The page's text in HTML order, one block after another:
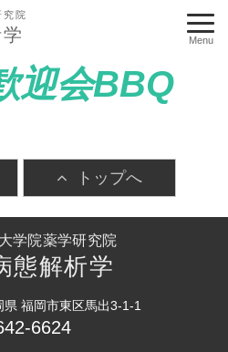
究院
Menu
迎会BBQ
トップへ
学院薬学研究院
態解析学
福岡市東区馬出3-1-1
6624